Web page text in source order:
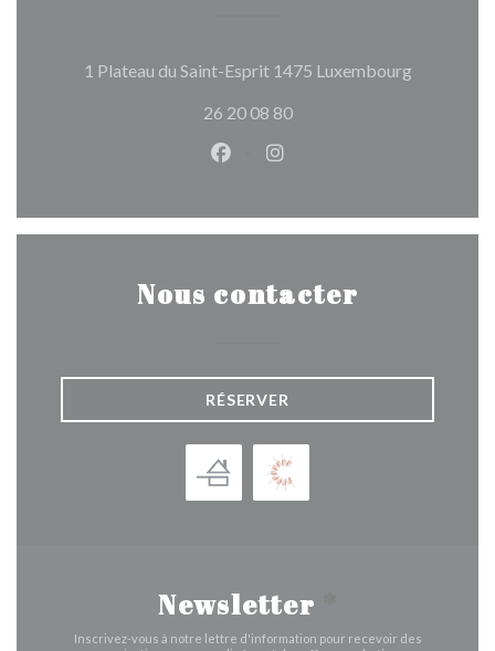
1 Plateau du Saint-Esprit 1475 Luxembourg((ouvre
26 20 08 80
Facebook ((ouvre une
Instagram ((ouvre une
Nous contacter
RÉSERVER
Newsletter
Inscrivez-vous à notre lettre d'information pour recevoir des